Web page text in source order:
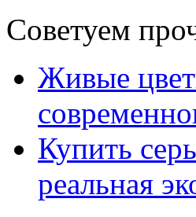
Советуем
Живые
Купить
реальная